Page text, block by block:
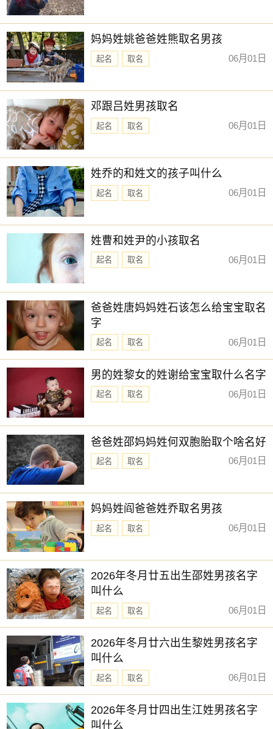
妈妈姓姚爸爸姓熊取名男孩
起名 取名 06月01日
邓跟吕姓男孩取名
起名 取名 06月01日
姓乔的和姓文的孩子叫什么
起名 取名 06月01日
姓曹和姓尹的小孩取名
起名 取名 06月01日
爸爸姓唐妈妈姓石该怎么给宝宝取名
字
起名 取名 06月01日
男的姓黎女的姓谢给宝宝取什么名字
起名 取名 06月01日
爸爸姓邵妈妈姓何双胞胎取个啥名好
起名 取名 06月01日
妈妈姓阎爸爸姓乔取名男孩
起名 取名 06月01日
2026年冬月廿五出生邵姓男孩名字
叫什么
起名 取名 06月01日
2026年冬月廿六出生黎姓男孩名字
叫什么
起名 取名 06月01日
2026年冬月廿四出生江姓男孩名字
叫什么